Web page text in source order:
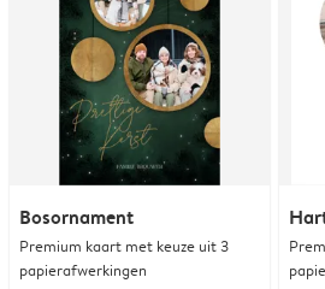
Bosornament
Premium kaart met keuze uit 3
papierafwerkingen